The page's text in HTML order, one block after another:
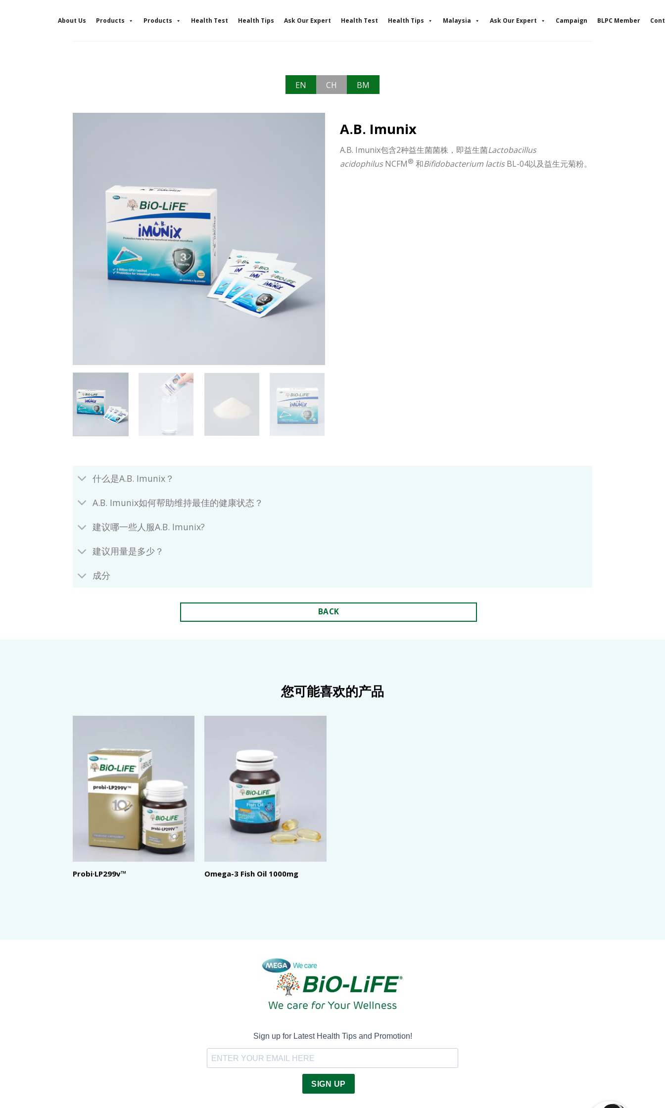
About Us Products Products Health Test Health Tips Ask Our Expert Health Test Health Tips Malaysia Ask Our Expert Campaign BLPC Member
EN CH BM
A.B. Imunix
A.B. Imunix包含2种益生菌菌株，即益生菌Lactobacillus
acidophilusNCFM® 和Bifidobacterium lactisBL-04以及益生元菊粉。
什么是A.B. Imunix？
A.B. Imunix如何帮助维持最佳的健康状态？
建议哪一些人服A.B. Imunix?
建议用量是多少？
成分
BACK
您可能喜欢的产品
Probi·LP299v™ Omega-3 Fish Oil 1000mg
Sign up for Latest Health Tips and Promotion!
SIGN UP